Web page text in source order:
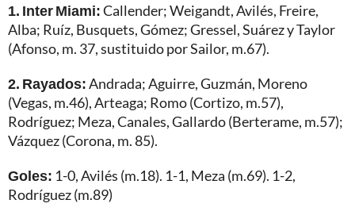
1. Inter Miami:Callender; Weigandt, Avilés, Freire,
Alba; Ruíz, Busquets, Gómez; Gressel, Suárez y Taylor
(Afonso, m. 37, sustituido por Sailor, m.67).
2. Rayados:Andrada; Aguirre, Guzmán, Moreno
(Vegas, m.46), Arteaga; Romo (Cortizo, m.57),
Rodríguez; Meza, Canales, Gallardo (Berterame, m.57);
Vázquez (Corona, m. 85).
Goles: 1-0, Avilés (m.18). 1-1, Meza (m.69). 1-2,
Rodríguez (m.89)